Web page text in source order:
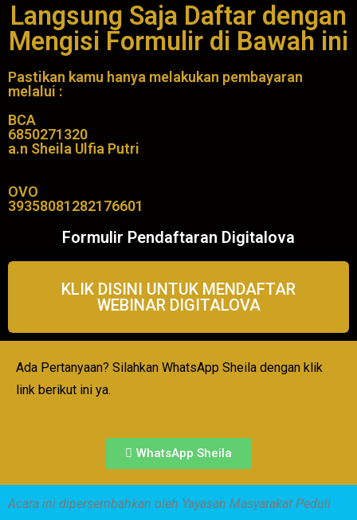
Langsung Saja Daftar dengan
Mengisi Formulir di Bawah ini
Pastikan kamu hanya melakukan pembayaran
melalui :
BCA
6850271320
a.n Sheila Ulfia Putri
OVO
39358081282176601
Formulir Pendaftaran Digitalova
KLIK DISINI UNTUK MENDAFTAR
WEBINAR DIGITALOVA
Ada Pertanyaan? Silahkan WhatsApp Sheila dengan klik
link berikut ini ya.
WhatsApp Sheila
Acara ini dipersembahkan oleh Yayasan Masyarakat Peduli